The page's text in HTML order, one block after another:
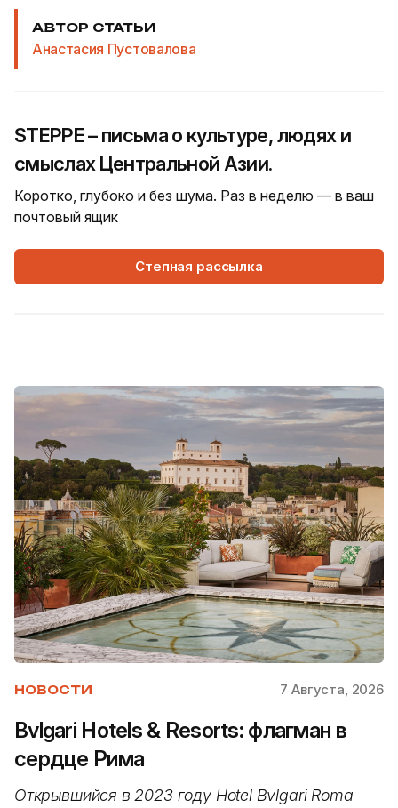
АВТОР СТАТЬИ
Анастасия Пустовалова
STEPPE – письма о культуре, людях и
смыслах Центральной Азии.
Коротко, глубоко и без шума. Раз в неделю — в ваш
почтовый ящик
Степная рассылка
НОВОСТИ 7 Августа, 2026
Bvlgari Hotels & Resorts: флагман в
сердце Рима
Открывшийся в 2023 году Hotel Bvlgari Roma